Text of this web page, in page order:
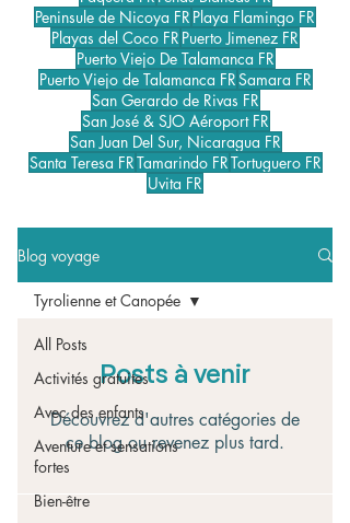
Peninsule de Nicoya FR Playa Flamingo FR
Playas del Coco FR Puerto Jimenez FR
Puerto Viejo De Talamanca FR
Puerto Viejo de Talamanca FRSamara FR
San Gerardo de Rivas FR
San José & SJO Aéroport FR
San Juan Del Sur, Nicaragua FR
Santa Teresa FRTamarindo FRTortuguero FR
Uvita FR
Blog voyage
All Posts
Activités gratuites
Avec des enfants
Aventure et sensations
fortes
Bien-être
Tyrolienne et Canopée
Posts à venir
Découvrez d'autres catégories de
ce blog ou revenez plus tard.